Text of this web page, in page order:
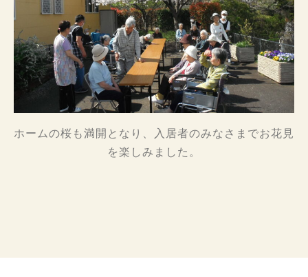
ホームの桜も満開となり、入居者のみなさまでお花見
を楽しみました。